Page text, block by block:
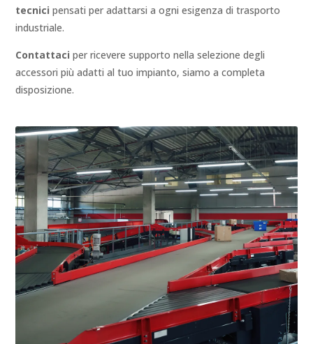
tecnici pensati per adattarsi a ogni esigenza di trasporto
industriale.
Contattaci per ricevere supporto nella selezione degli
accessori più adatti al tuo impianto, siamo a completa
disposizione.